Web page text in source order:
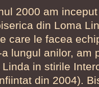
2000 am
din Loma
care le facea
lungul anilor, am
in stirile
din 2004).